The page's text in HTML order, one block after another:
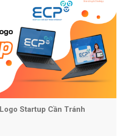
Startup Cần Tránh